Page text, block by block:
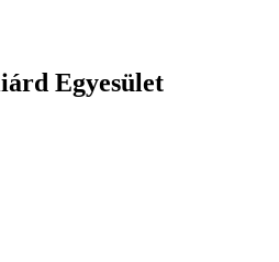
Egyesület